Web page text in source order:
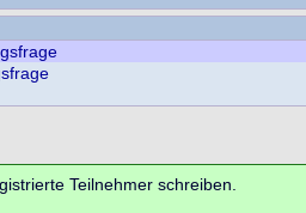
Teilnehmer schreiben.